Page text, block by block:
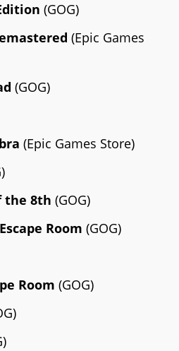
(GOG)
(Epic Games
(GOG)
(Epic Games Store)
the 8th (GOG)
Room (GOG)
Room (GOG)